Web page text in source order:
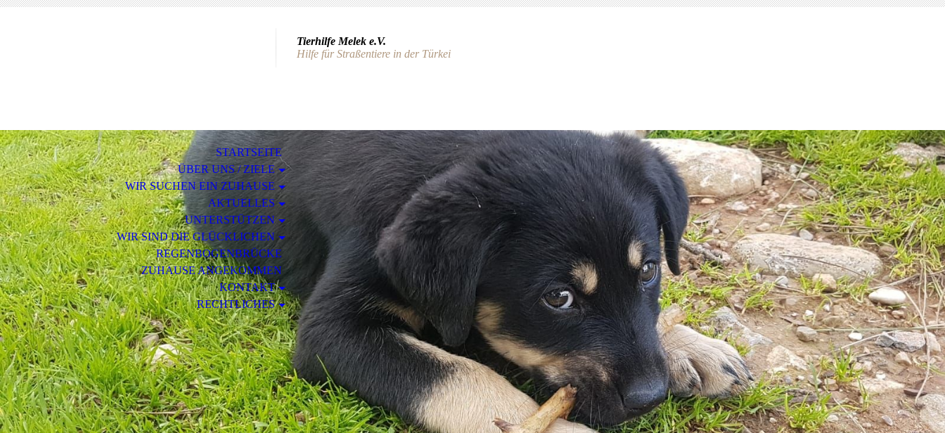
Tierhilfe Melek e.V.
Hilfe für Straßentiere in der Türkei
STARTSEITE
ÜBER UNS / ZIELE
WIR SUCHEN EIN ZUHAUSE
AKTUELLES
UNTERSTÜTZEN
WIR SIND DIE GLÜCKLICHEN
REGENBOGENBRÜCKE
ZUHAUSE ANGEKOMMEN
KONTAKT
RECHTLICHES